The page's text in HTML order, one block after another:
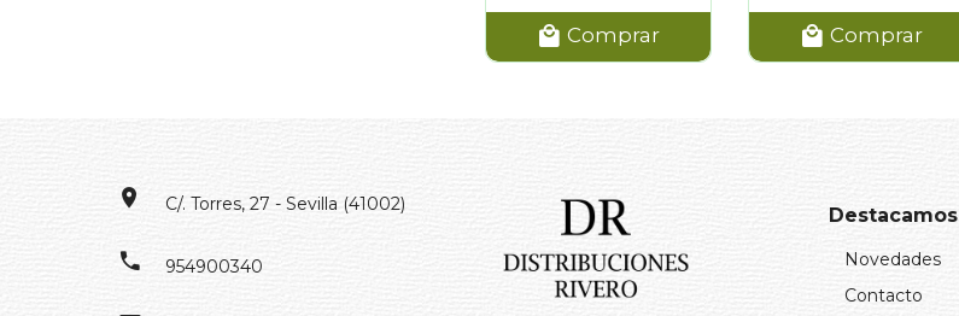
Comprar Comprar
C/. Torres, 27 - Sevilla (41002)
954900340
Destacamos
Novedades
Contacto